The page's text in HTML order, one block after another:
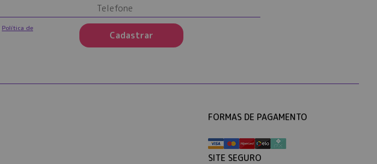
Cadastrar
Política de
FORMAS DE PAGAMENTO
SITE SEGURO